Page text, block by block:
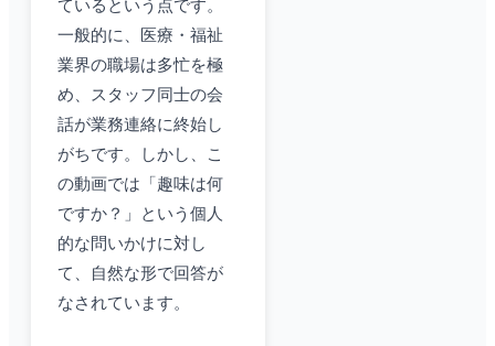
ているという点です。
一般的に、医療・福祉
業界の職場は多忙を極
め、スタッフ同士の会
話が業務連絡に終始し
がちです。しかし、こ
の動画では「趣味は何
ですか？」という個人
的な問いかけに対し
て、自然な形で回答が
なされています。